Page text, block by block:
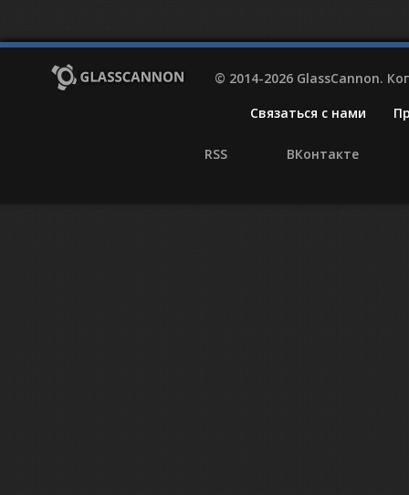
© 2014-2026 GlassCannon.
Связаться с нами
RSS ВКонтакте